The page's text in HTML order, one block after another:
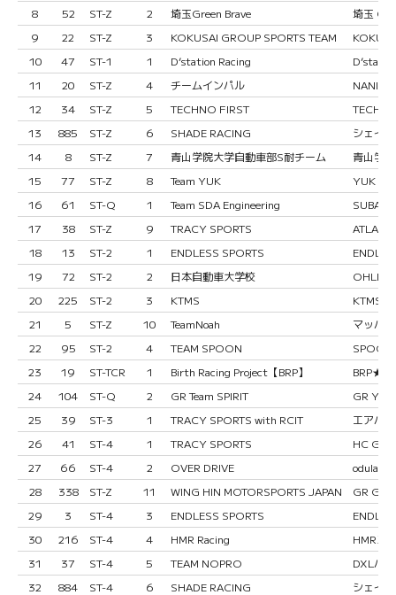
8
52 ST-Z 2 埼玉Green Brave
埼玉 GB
9
22 ST-Z 3 KOKUSAI GROUP SPORTS TEAM
10
47 ST-1 1 D’station Racing
11
20 ST-Z 4 チームインパル
12
34 ST-Z 5 TECHNO FIRST
13
885 ST-Z 6 SHADE RACING
シェイ
14
8 ST-Z 7 青山学院大学自動車部S耐チーム
青山学
15
77 ST-Z 8 Team YUK
YUK
16
61 ST-Q 1 Team SDA Engineering
17
38 ST-Z 9 TRACY SPORTS
ATLAS
18
13 ST-2 1 ENDLESS SPORTS
19
72 ST-2 2 日本自動車大学校
20
225 ST-2 3 KTMS
KTMS
21
5 ST-Z 10 TeamNoah
マッハ
22
95 ST-2 4 TEAM SPOON
23
19 ST-TCR 1 Birth Racing Project【BRP】
24
104 ST-Q 2 GR Team SPIRIT
GR
25
39 ST-3 1 TRACY SPORTS with RCIT
エアバ
26
41 ST-4 1 TRACY SPORTS
HC
27
66 ST-4 2 OVER DRIVE
odula
28
338 ST-Z 11 WING HIN MOTORSPORTS JAPAN
GR
29
3 ST-4 3 ENDLESS SPORTS
30
216 ST-4 4 HMR Racing
HMRス
31
37 ST-4 5 TEAM NOPRO
DXLパ
32
884 ST-4 6 SHADE RACING
シェイ